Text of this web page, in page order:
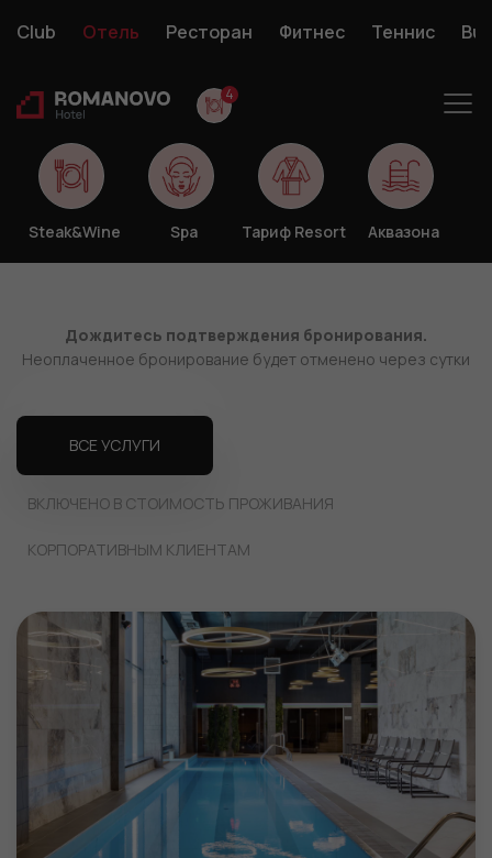
Club Отель Ресторан Фитнес Теннис
4
Бронирование
Услуги
сервис
Спецпредложения Календарь
Steak&Wine Spa Тариф Resort Аквазона
Дождитесь подтверждения бронирования.
Неоплаченное бронирование будет отменено через сутки
ВСЕ УСЛУГИ
ВКЛЮЧЕНО В СТОИМОСТЬ ПРОЖИВАНИЯ
КОРПОРАТИВНЫМ КЛИЕНТАМ